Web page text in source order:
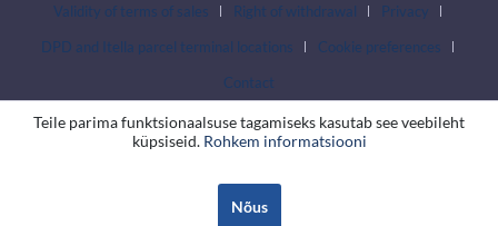
Validity of terms of sales
Right of withdrawal
Privacy
DPD and Itella parcel terminal locations
Cookie preferences
Contact
Teile parima funktsionaalsuse tagamiseks kasutab see veebileht
küpsiseid. Rohkem informatsiooni
Nõus